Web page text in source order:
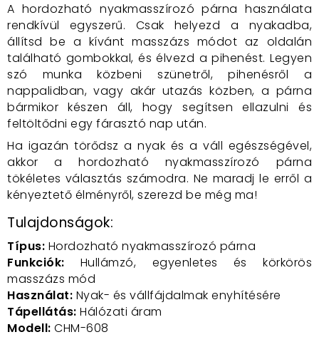
A hordozható nyakmasszírozó párna használata
rendkívül egyszerű. Csak helyezd a nyakadba,
állítsd be a kívánt masszázs módot az oldalán
található gombokkal, és élvezd a pihenést. Legyen
szó munka közbeni szünetről, pihenésről a
nappalidban, vagy akár utazás közben, a párna
bármikor készen áll, hogy segítsen ellazulni és
feltöltődni egy fárasztó nap után.
Ha igazán törődsz a nyak és a váll egészségével,
akkor a hordozható nyakmasszírozó párna
tökéletes választás számodra. Ne maradj le erről a
kényeztető élményről, szerezd be még ma!
Tulajdonságok:
Típus: Hordozható nyakmasszírozó párna
Funkciók: Hullámzó, egyenletes és körkörös
masszázs mód
Használat: Nyak- és vállfájdalmak enyhítésére
Tápellátás: Hálózati áram
Modell: CHM-608